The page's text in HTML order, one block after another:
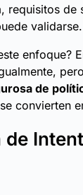
requisitos
validarse.
enfoque?
de
convierten